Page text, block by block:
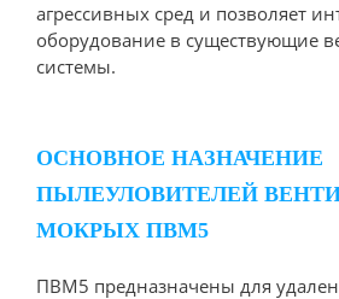
агрессивных сред и позволяет
оборудование в существующие
системы.
ОСНОВНОЕ НАЗНАЧЕНИЕ
ПЫЛЕУЛОВИТЕЛЕЙ
МОКРЫХ ПВМ5
ПВМ5 предназначены для